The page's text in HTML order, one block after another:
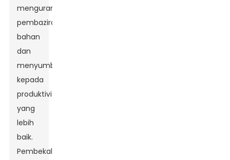
mengurangkan
pembaziran
bahan
dan
menyumbang
kepada
produktiviti
yang
lebih
baik.
Pembekal